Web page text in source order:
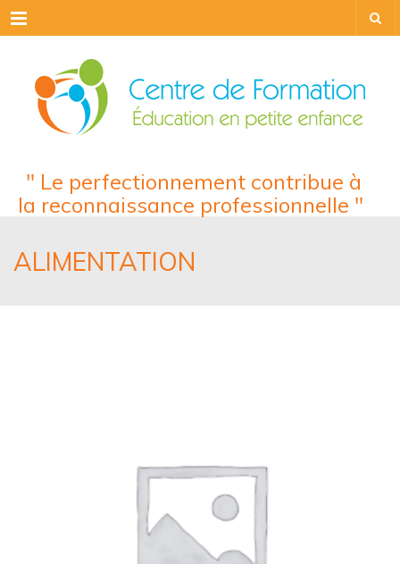
Menu
" Le perfectionnement contribue à
la reconnaissance professionnelle "
ALIMENTATION